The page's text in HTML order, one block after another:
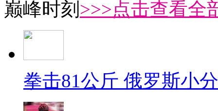
巅峰时刻 >>>点击查看全
拳击81公斤 俄罗斯小